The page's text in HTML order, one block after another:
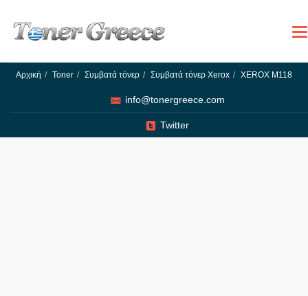
Αρχική Toner Συμβατά τόνερ Συμβατά τόνερ Xerox XEROX M118
info@tonergreece.com
Twitter